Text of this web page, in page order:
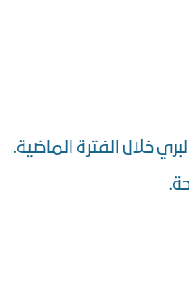
خلال الفترة الماضية.